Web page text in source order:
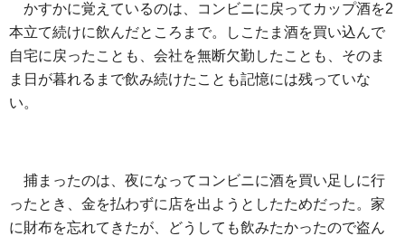
かすかに覚えているのは、コンビニに戻ってカップ酒を2
本立て続けに飲んだところまで。しこたま酒を買い込んで
自宅に戻ったことも、会社を無断欠勤したことも、そのま
ま日が暮れるまで飲み続けたことも記憶には残っていな
い。
捕まったのは、夜になってコンビニに酒を買い足しに行
ったとき、金を払わずに店を出ようとしたためだった。家
に財布を忘れてきたが、どうしても飲みたかったので盗ん